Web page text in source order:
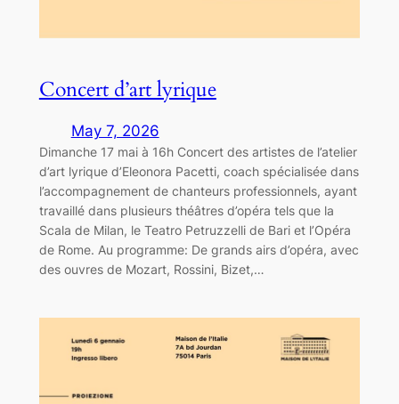
Concert d’art lyrique
May 7, 2026
Dimanche 17 mai à 16h Concert des artistes de l’atelier
d’art lyrique d’Eleonora Pacetti, coach spécialisée dans
l’accompagnement de chanteurs professionnels, ayant
travaillé dans plusieurs théâtres d’opéra tels que la
Scala de Milan, le Teatro Petruzzelli de Bari et l’Opéra
de Rome. Au programme: De grands airs d’opéra, avec
des ouvres de Mozart, Rossini, Bizet,…